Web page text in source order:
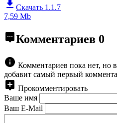
Скачать 1.1.7
7,59 Mb
Комментариев 0
Комментариев пока нет, но
добавит самый первый
Прокомментировать
Ваше имя
Ваш E-Mail